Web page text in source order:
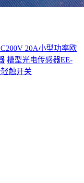
20A小型功率欧
槽型光电传感器EE-
触开关